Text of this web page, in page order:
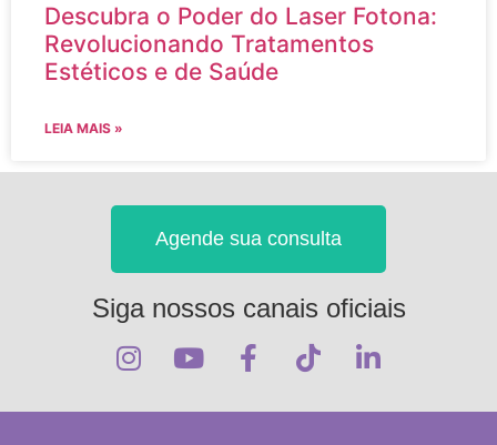
Descubra o Poder do Laser Fotona:
Revolucionando Tratamentos
Estéticos e de Saúde
LEIA MAIS »
Agende sua consulta
Siga nossos canais oficiais